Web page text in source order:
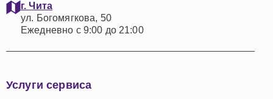
г. Чита
ул. Богомягкова, 50
Ежедневно с 9:00 до 21:00
Услуги сервиса